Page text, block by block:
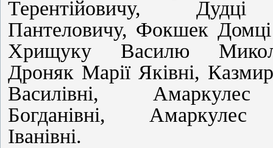
Терентійовичу,
Пантеловичу, Фокшек Домці
Хрищуку Василю
Дроняк Марії Яківні,
Василівні,
Богданівні, Амаркулес
Іванівні.